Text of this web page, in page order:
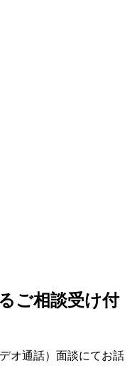
ご相談受け付
オ通話）面談にてお話